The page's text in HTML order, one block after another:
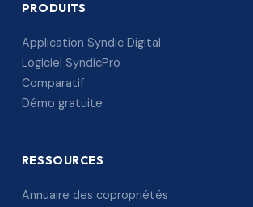
PRODUITS
Application Syndic Digital
Logiciel SyndicPro
Comparatif
Démo gratuite
RESSOURCES
Annuaire des copropriétés